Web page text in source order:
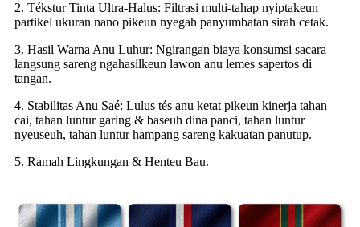
2. Tékstur Tinta Ultra-Halus: Filtrasi multi-tahap nyiptakeun
partikel ukuran nano pikeun nyegah panyumbatan sirah cetak.
3. Hasil Warna Anu Luhur: Ngirangan biaya konsumsi sacara
langsung sareng ngahasilkeun lawon anu lemes sapertos di
tangan.
4. Stabilitas Anu Saé: Lulus tés anu ketat pikeun kinerja tahan
cai, tahan luntur garing & baseuh dina panci, tahan luntur
nyeuseuh, tahan luntur hampang sareng kakuatan panutup.
5. Ramah Lingkungan & Henteu Bau.